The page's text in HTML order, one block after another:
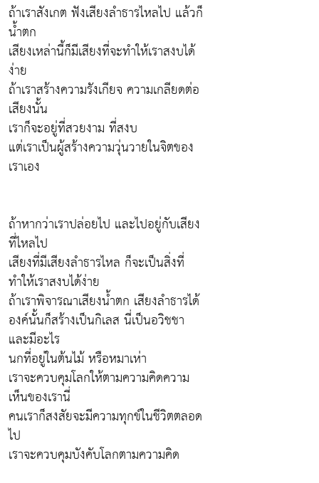
ถ้าเราสังเกต ฟังเสียงลำธารไหลไป แล้วก็
น้ำตก
เสียงเหล่านี้ก็มีเสียงที่จะทำให้เราสงบได้
ง่าย
ถ้าเราสร้างความรังเกียจ ความเกลียดต่อ
เสียงนั้น
เราก็จะอยู่ที่สวยงาม ที่สงบ
แต่เราเป็นผู้สร้างความวุ่นวายในจิตของ
เราเอง
ถ้าหากว่าเราปล่อยไป และไปอยู่กับเสียง
ที่ไหลไป
เสียงที่มีเสียงลำธารไหล ก็จะเป็นสิ่งที่
ทำให้เราสงบได้ง่าย
ถ้าเราพิจารณาเสียงน้ำตก เสียงลำธารได้
องค์นั้นก็สร้างเป็นกิเลส นี่เป็นอวิชชา
และมีอะไร
นกที่อยู่ในต้นไม้ หรือหมาเห่า
เราจะควบคุมโลกให้ตามความคิดความ
เห็นของเรานี่
คนเราก็สงสัยจะมีความทุกข์ในชีวิตตลอด
ไป
เราจะควบคุมบังคับโลกตามความคิด